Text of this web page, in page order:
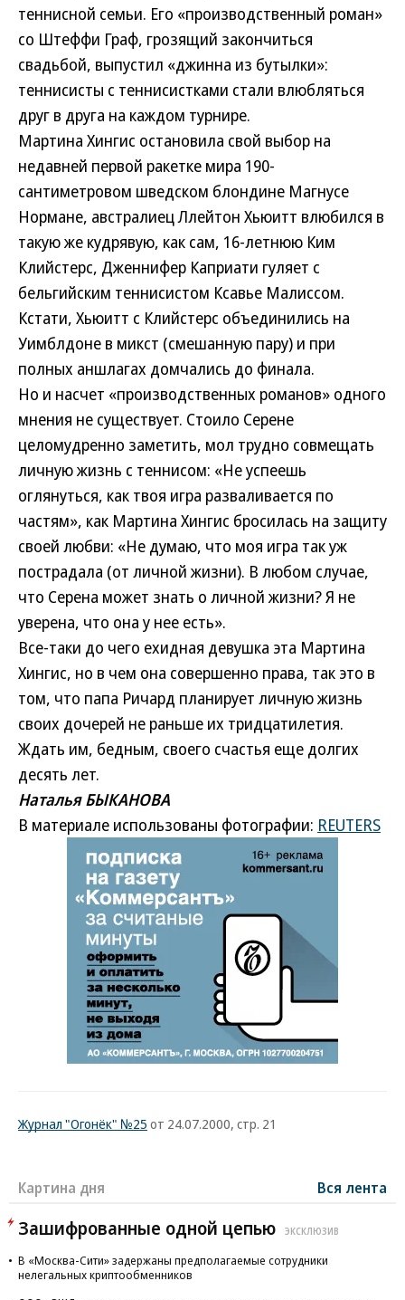
теннисной семьи. Его «производственный роман»
со Штеффи Граф, грозящий закончиться
свадьбой, выпустил «джинна из бутылки»:
теннисисты с теннисистками стали влюбляться
друг в друга на каждом турнире.
Мартина Хингис остановила свой выбор на
недавней первой ракетке мира 190-
сантиметровом шведском блондине Магнусе
Нормане, австралиец Ллейтон Хьюитт влюбился в
такую же кудрявую, как сам, 16-летнюю Ким
Клийстерс, Дженнифер Каприати гуляет с
бельгийским теннисистом Ксавье Малиссом.
Кстати, Хьюитт с Клийстерс объединились на
Уимблдоне в микст (смешанную пару) и при
полных аншлагах домчались до финала.
Но и насчет «производственных романов» одного
мнения не существует. Стоило Серене
целомудренно заметить, мол трудно совмещать
личную жизнь с теннисом: «Не успеешь
оглянуться, как твоя игра разваливается по
частям», как Мартина Хингис бросилась на защиту
своей любви: «Не думаю, что моя игра так уж
пострадала (от личной жизни). В любом случае,
что Серена может знать о личной жизни? Я не
уверена, что она у нее есть».
Все-таки до чего ехидная девушка эта Мартина
Хингис, но в чем она совершенно права, так это в
том, что папа Ричард планирует личную жизнь
своих дочерей не раньше их тридцатилетия.
Ждать им, бедным, своего счастья еще долгих
десять лет.
Наталья БЫКАНОВА
В материале использованы фотографии: REUTERS
Журнал "Огонёк" №25 от 24.07.2000, стр. 21
Картина дня Вся лента
Зашифрованные одной цепью ЭКСКЛЮЗИВ
В «Москва-Сити» задержаны предполагаемые сотрудники
нелегальных криптообменников